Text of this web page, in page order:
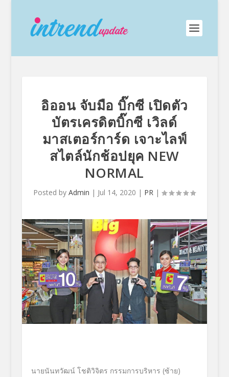
อิออน จับมือ บิ๊กซี เปิดตัว
บัตรเครดิตบิ๊กซี เวิลด์
มาสเตอร์การ์ด เจาะไลฟ์
สไตล์นักช้อปยุค NEW
NORMAL
Posted byAdmin | Jul 14, 2020 | PR |
นายนันทวัฒน์ โชติวิจิตร กรรมการบริหาร (ซ้าย)